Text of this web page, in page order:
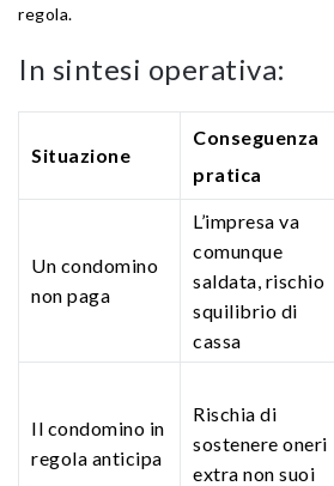
regola.
In sintesi operativa:
Situazione
Conseguenza
pratica
Un condomino
non paga
L’impresa va
comunque
saldata, rischio
squilibrio di
cassa
Il condomino in
regola anticipa
Rischia di
sostenere oneri
extra non suoi